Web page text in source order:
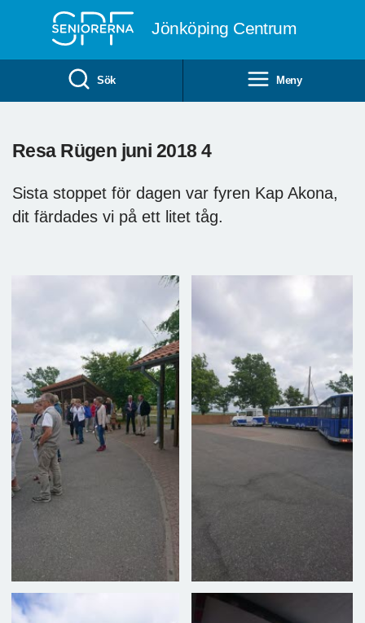
Jönköping Centrum
Sök Meny
Resa Rügen juni 2018 4
Sista stoppet för dagen var fyren Kap Akona,
dit färdades vi på ett litet tåg.